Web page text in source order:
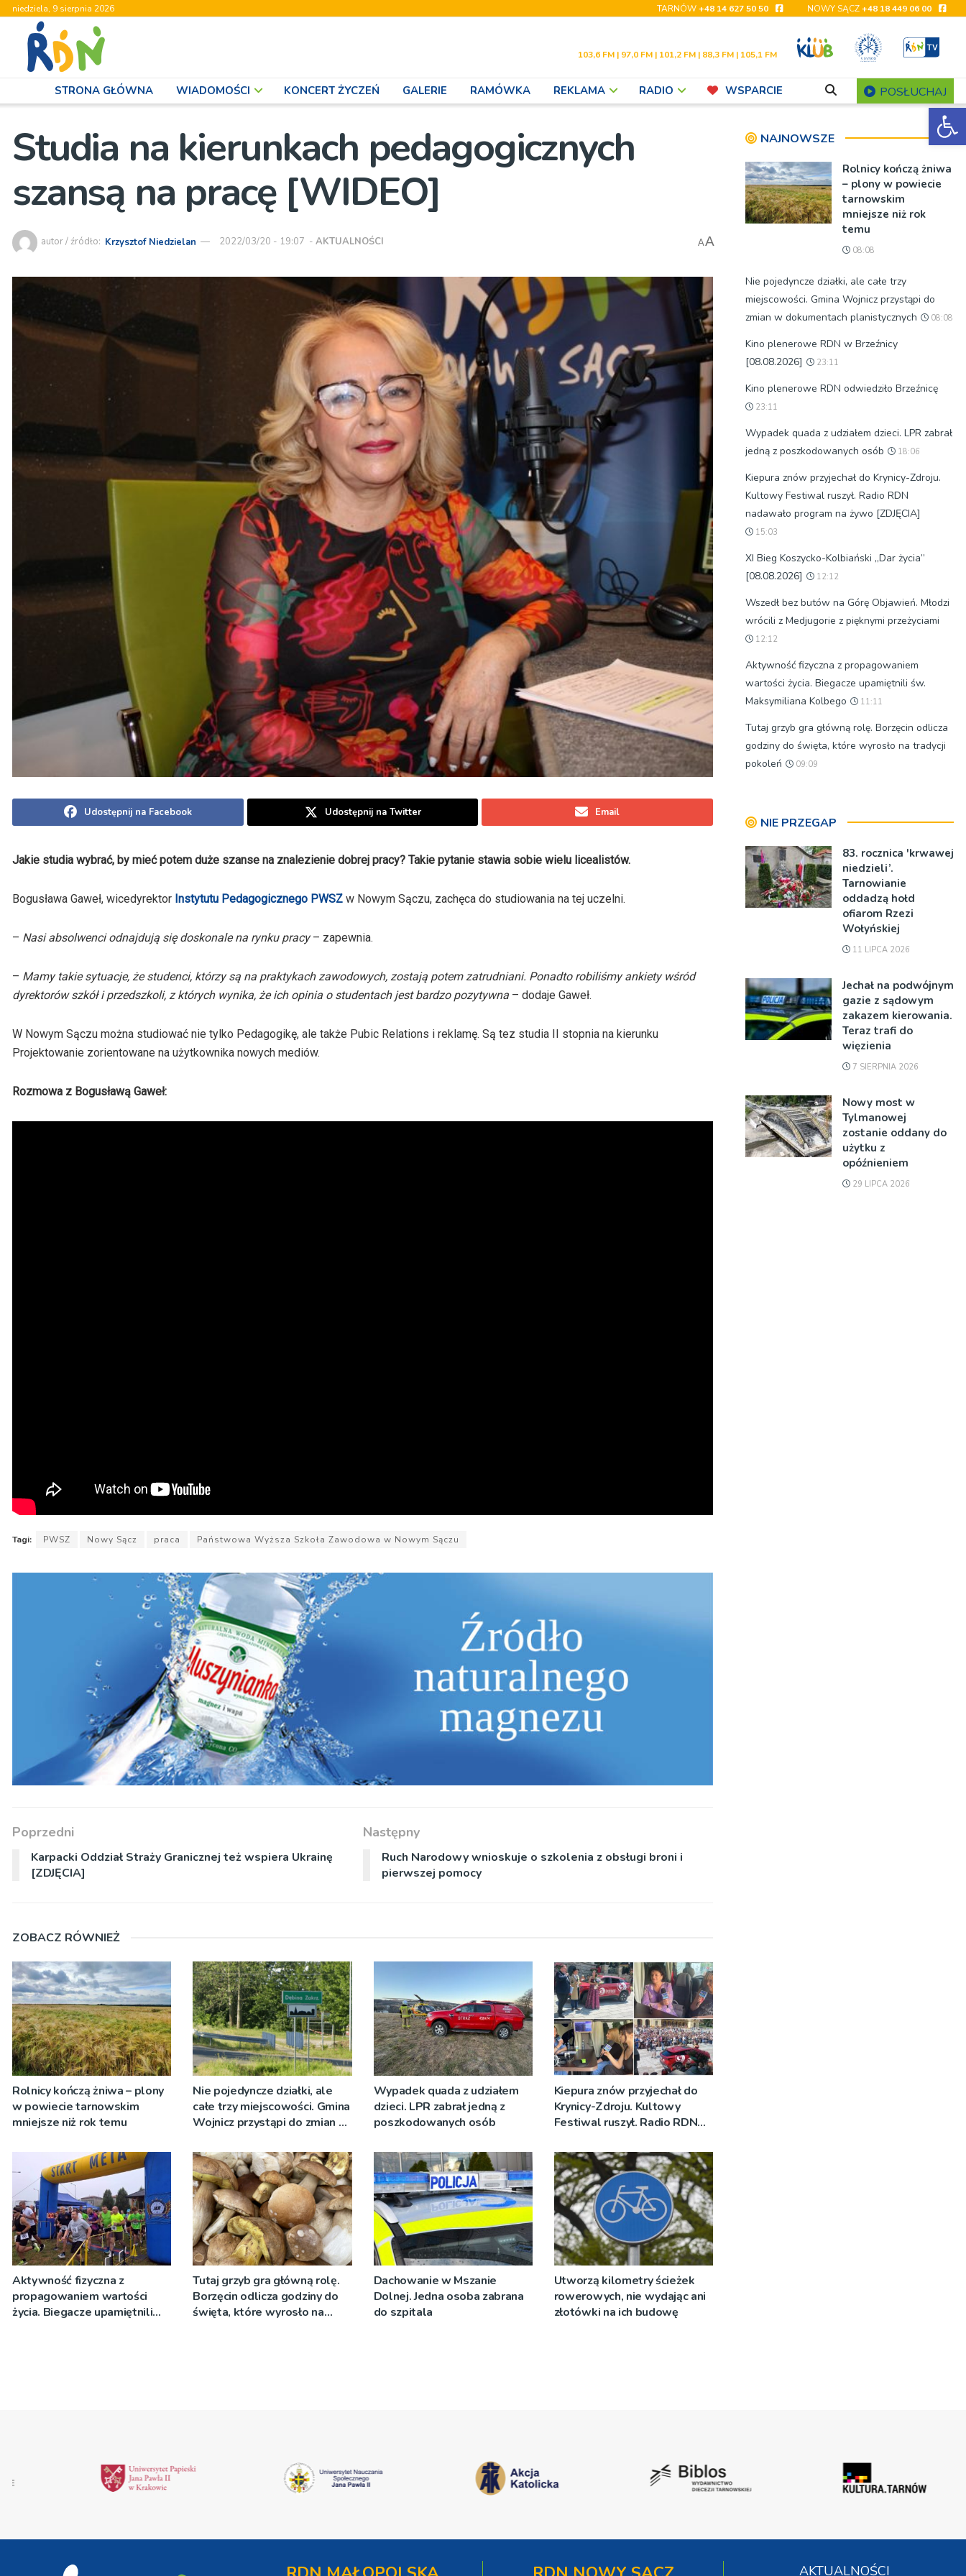
niedziela, 9 sierpnia 2026 TARNÓW+48 14 627 50 50 NOWY SĄCZ+48 18 449 06 00
103,6 FM | 97,0 FM | 101,2 FM | 88,3 FM | 105,1 FM
STRONA GŁÓWNA WIADOMOŚCI KONCERT ŻYCZEŃ GALERIE RAMÓWKA REKLAMA RADIO WSPARCIE POSŁUCHAJ
Studia na kierunkach pedagogicznych
szansą na pracę [WIDEO]
autor / źródło: Krzysztof Niedzielan 2022/03/20 - 19:07 - AKTUALNOŚCI AA
Udostępnij na Facebook Udostępnij na Twitter Email
Jakie studia wybrać, by mieć potem duże szanse na znalezienie dobrej pracy? Takie pytanie stawia sobie wielu licealistów.
Bogusława Gaweł, wicedyrektor Instytutu Pedagogicznego PWSZ w Nowym Sączu, zachęca do studiowania na tej uczelni.
– Nasi absolwenci odnajdują się doskonale na rynku pracy– zapewnia.
– Mamy takie sytuacje, że studenci, którzy są na praktykach zawodowych, zostają potem zatrudniani. Ponadto robiliśmy ankiety wśród
dyrektorów szkół i przedszkoli, z których wynika, że ich opinia o studentach jest bardzo pozytywna – dodaje Gaweł.
W Nowym Sączu można studiować nie tylko Pedagogikę, ale także Pubic Relations i reklamę. Są tez studia II stopnia na kierunku
Projektowanie zorientowane na użytkownika nowych mediów.
Rozmowa z Bogusławą Gaweł:
Tagi: PWSZ Nowy Sącz praca Państwowa Wyższa Szkoła Zawodowa w Nowym Sączu
Poprzedni
Karpacki Oddział Straży Granicznej też wspiera Ukrainę
[ZDJĘCIA]
Następny
Ruch Narodowy wnioskuje o szkolenia z obsługi broni i
pierwszej pomocy
ZOBACZ RÓWNIEŻ
Rolnicy kończą żniwa – plony
w powiecie tarnowskim
mniejsze niż rok temu
Nie pojedyncze działki, ale
całe trzy miejscowości. Gmina
Wojnicz przystąpi do zmian w
Wypadek quada z udziałem
dzieci. LPR zabrał jedną z
poszkodowanych osób
Kiepura znów przyjechał do
Krynicy-Zdroju. Kultowy
Festiwal ruszył. Radio RDN
[ZDJĘCIA]
Aktywność fizyczna z
propagowaniem wartości
życia. Biegacze upamiętnili
Tutaj grzyb gra główną rolę.
Borzęcin odlicza godziny do
święta, które wyrosło na
Dachowanie w Mszanie
Dolnej. Jedna osoba zabrana
do szpitala
Utworzą kilometry ścieżek
rowerowych, nie wydając ani
złotówki na ich budowę
NAJNOWSZE
Rolnicy kończą żniwa
– plony w powiecie
tarnowskim
mniejsze niż rok
temu
08:08
Nie pojedyncze działki, ale całe trzy
miejscowości. Gmina Wojnicz przystąpi do
zmian w dokumentach planistycznych
08:08
Kino plenerowe RDN w Brzeźnicy
[08.08.2026]
23:11
Kino plenerowe RDN odwiedziło Brzeźnicę
23:11
Wypadek quada z udziałem dzieci. LPR zabrał
jedną z poszkodowanych osób
18:06
Kiepura znów przyjechał do Krynicy-Zdroju.
Kultowy Festiwal ruszył. Radio RDN
nadawało program na żywo [ZDJĘCIA]
15:03
XI Bieg Koszycko-Kolbiański „Dar życia”
[08.08.2026]
12:12
Wszedł bez butów na Górę Objawień. Młodzi
wrócili z Medjugorie z pięknymi przeżyciami
12:12
Aktywność fizyczna z propagowaniem
wartości życia. Biegacze upamiętnili św.
Maksymiliana Kolbego
11:11
Tutaj grzyb gra główną rolę. Borzęcin odlicza
godziny do święta, które wyrosło na tradycji
pokoleń
09:09
NIE PRZEGAP
83. rocznica 'krwawej
niedzieli’.
Tarnowianie
oddadzą hołd
ofiarom Rzezi
Wołyńskiej
11 LIPCA 2026
Jechał na podwójnym
gazie z sądowym
zakazem kierowania.
Teraz trafi do
więzienia
7 SIERPNIA 2026
Nowy most w
Tylmanowej
zostanie oddany do
użytku z
opóźnieniem
29 LIPCA 2026
AKTUALNOŚCI